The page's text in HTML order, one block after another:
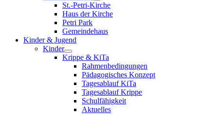
St.-Petri-Kirche
Haus der Kirche
Petri Park
Gemeindehaus
Kinder & Jugend
Kinder
Krippe & KiTa
Rahmenbedingungen
Pädagogisches Konzept
Tagesablauf KiTa
Tagesablauf Krippe
Schulfähigkeit
Aktuelles